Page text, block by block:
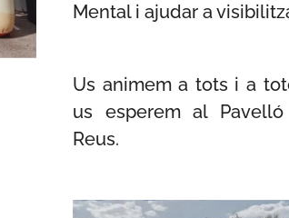
Mental i ajudar a
Us animem a tots i a
us esperem al
Reus.